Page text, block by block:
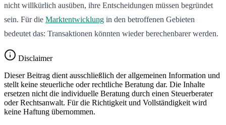
nicht willkürlich ausüben, ihre Entscheidungen müssen begründet
sein. Für die Marktentwicklung in den betroffenen Gebieten
bedeutet das: Transaktionen könnten wieder berechenbarer werden.
Disclaimer
Dieser Beitrag dient ausschließlich der allgemeinen Information und
stellt keine steuerliche oder rechtliche Beratung dar. Die Inhalte
ersetzen nicht die individuelle Beratung durch einen Steuerberater
oder Rechtsanwalt. Für die Richtigkeit und Vollständigkeit wird
keine Haftung übernommen.